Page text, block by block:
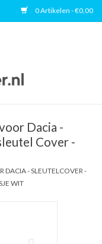
0 Artikelen - €0,00
Dacia -
Cover -
DACIA - SLEUTELCOVER -
WIT